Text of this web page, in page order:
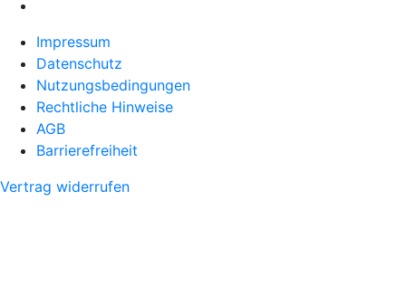
Impressum
Datenschutz
Nutzungsbedingungen
Rechtliche Hinweise
AGB
Barrierefreiheit
Vertrag widerrufen